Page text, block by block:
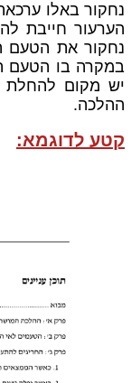
נחקור באלו
הערעור חייבת
נחקור את הטעם
במקרה בו הטעם
יש מקום
ההלכה.
קטע לדוגמא: